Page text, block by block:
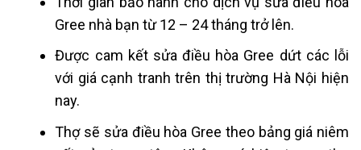
Gree nhà bạn từ 12 – 24 tháng trở lên.
Được cam kết sửa điều hòa Gree dứt các lỗi
với giá cạnh tranh trên thị trường Hà Nội hiện
nay.
Thợ sẽ sửa điều hòa Gree theo bảng giá niêm